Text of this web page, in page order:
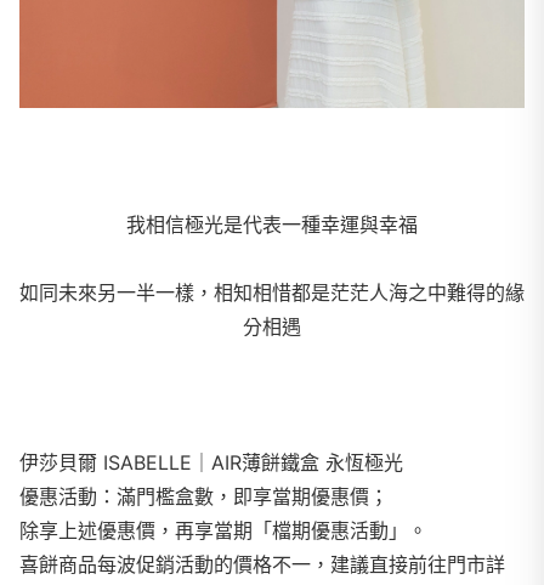
我相信極光是代表一種幸運與幸福
如同未來另一半一樣，相知相惜都是茫茫人海之中難得的緣
分相遇
伊莎貝爾 ISABELLE｜AIR薄餅鐵盒 永恆極光
優惠活動：滿門檻盒數，即享當期優惠價；
除享上述優惠價，再享當期「檔期優惠活動」。
喜餅商品每波促銷活動的價格不一，建議直接前往門市詳